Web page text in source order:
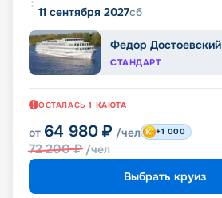
11 сентября 2027сб
Федор Достоевский
СТАНДАРТ
ОСТАЛАСЬ 1 КАЮТА
от 64 980 ₽ /чел
72 200₽ /чел
+1 000
Выбрать круиз